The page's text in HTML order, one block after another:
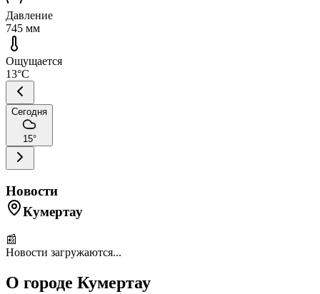
Давление
745 мм
Ощущается
13°C
Сегодня
15°
Новости
Кумертау
📰
Новости загружаются...
О городе Кумертау